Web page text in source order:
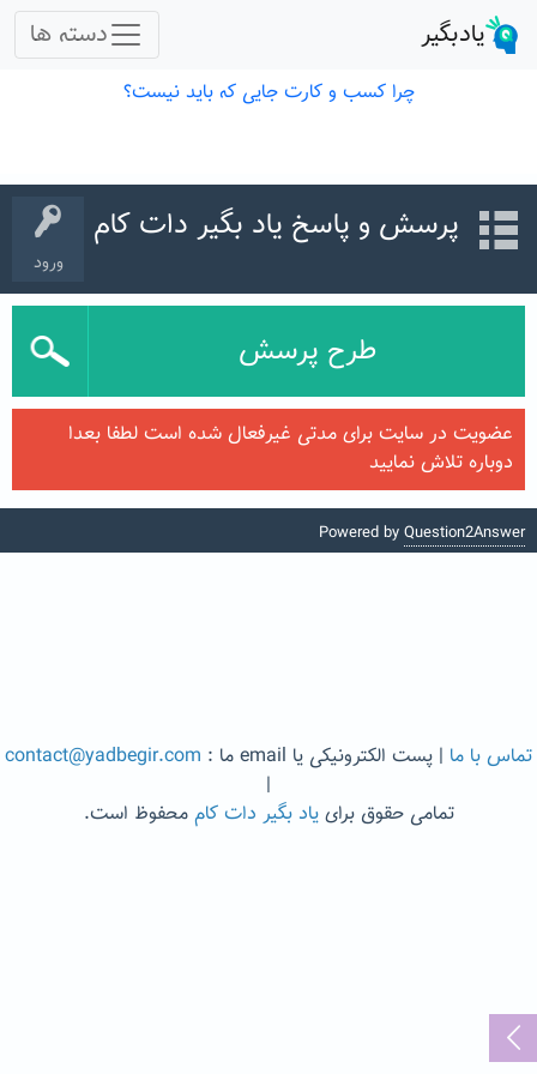
ورود
پرسش و پاسخ یاد بگیر دات کام
طرح پرسش
عضویت در سایت برای مدتی غیرفعال شده است لطفا بعدا
دوباره تلاش نمایید
Powered by Question2Answer
تماس با ما | پست الکترونیکی یا email ما :
contact@yadbegir.com
|
تمامی حقوق براییاد بگیر دات کام محفوظ است.